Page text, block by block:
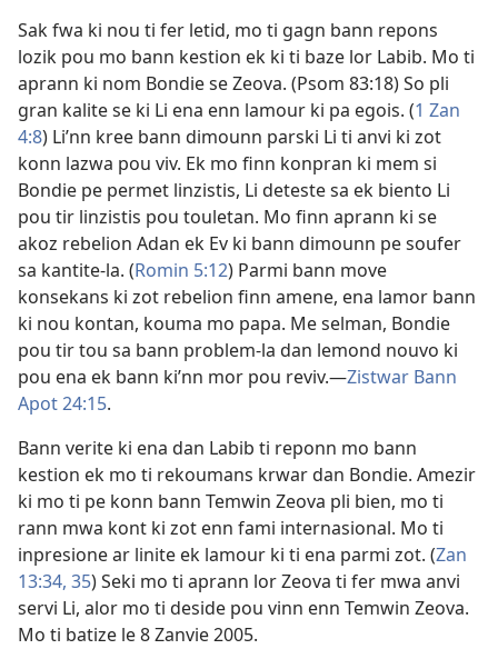
Sak fwa ki nou ti fer letid, mo ti gagn bann repons
lozik pou mo bann kestion ek ki ti baze lor Labib. Mo ti
aprann ki nom Bondie se Zeova. (Psom 83:18) So pli
gran kalite se ki Li ena enn lamour ki pa egois. (1 Zan
4:8) Li’nn kree bann dimounn parski Li ti anvi ki zot
konn lazwa pou viv. Ek mo finn konpran ki mem si
Bondie pe permet linzistis, Li deteste sa ek biento Li
pou tir linzistis pou touletan. Mo finn aprann ki se
akoz rebelion Adan ek Ev ki bann dimounn pe soufer
sa kantite-la. (Romin 5:12) Parmi bann move
konsekans ki zot rebelion finn amene, ena lamor bann
ki nou kontan, kouma mo papa. Me selman, Bondie
pou tir tou sa bann problem-la dan lemond nouvo ki
pou ena ek bann ki’nn mor pou reviv.​—Zistwar Bann
Apot 24:15.
Bann verite ki ena dan Labib ti reponn mo bann
kestion ek mo ti rekoumans krwar dan Bondie. Amezir
ki mo ti pe konn bann Temwin Zeova pli bien, mo ti
rann mwa kont ki zot enn fami internasional. Mo ti
inpresione ar linite ek lamour ki ti ena parmi zot. (Zan
13:34, 35) Seki mo ti aprann lor Zeova ti fer mwa anvi
servi Li, alor mo ti deside pou vinn enn Temwin Zeova.
Mo ti batize le 8 Zanvie 2005.